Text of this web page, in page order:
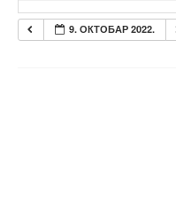
16:00
9. ОКТОБАР 2022.